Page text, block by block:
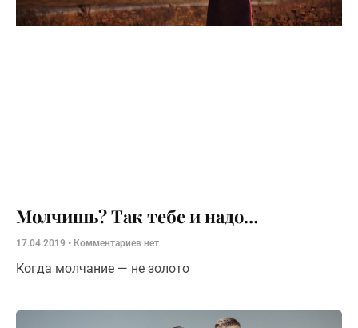
Молчишь? Так тебе и надо…
17.04.2019 Комментариев нет
Когда молчание — не золото